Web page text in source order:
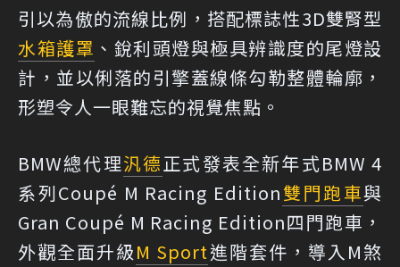
引以為傲的流線比例，搭配標誌性3D雙腎型
水箱護罩 、銳利頭燈與極具辨識度的尾燈設
計，並以俐落的引擎蓋線條勾勒整體輪廓，
形塑令人一眼難忘的視覺焦點。
BMW總代理汎德正式發表全新年式BMW 4
系列Coupé M Racing Edition雙門跑車與
Gran Coupé M Racing Edition四門跑車，
外觀全面升級M Sport進階套件，導入M煞